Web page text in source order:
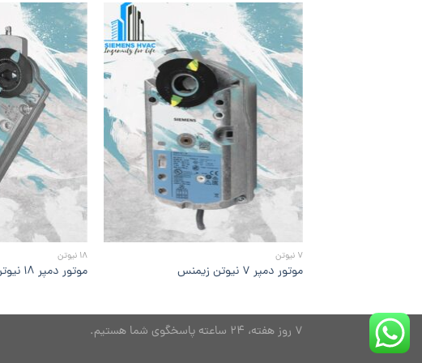
به
ها
7 نیوتن
موتور دمپر ۷ نیوتن زیمنس
18 نیوتن
موتور دمپر ۱۸ نیوتن زیمنس
7 روز هفته، 24 ساعته پاسخگوی شما هستیم.